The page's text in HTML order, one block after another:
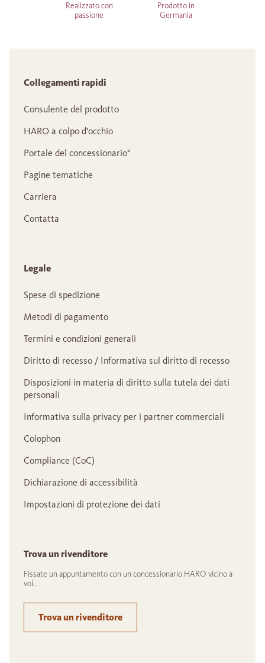
Realizzato con
passione
Prodotto in
Germania
Collegamenti rapidi
Consulente del prodotto
HARO a colpo d'occhio
Portale del concessionario°
Pagine tematiche
Carriera
Contatta
Legale
Spese di spedizione
Metodi di pagamento
Termini e condizioni generali
Diritto di recesso / Informativa sul diritto di recesso
Disposizioni in materia di diritto sulla tutela dei dati
personali
Informativa sulla privacy per i partner commerciali
Colophon
Compliance (CoC)
Dichiarazione di accessibilità
Impostazioni di protezione dei dati
Trova un rivenditore
Fissate un appuntamento con un concessionario HARO vicino a
voi..
Trova un rivenditore